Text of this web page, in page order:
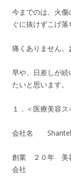
今までのは、火
ぐに抜けずこげ落
痛くありません。
早や、日差しが
たいと思います。
１．＜医療美容ス
会社名 Shantel
創業 ２０年 美容
会社